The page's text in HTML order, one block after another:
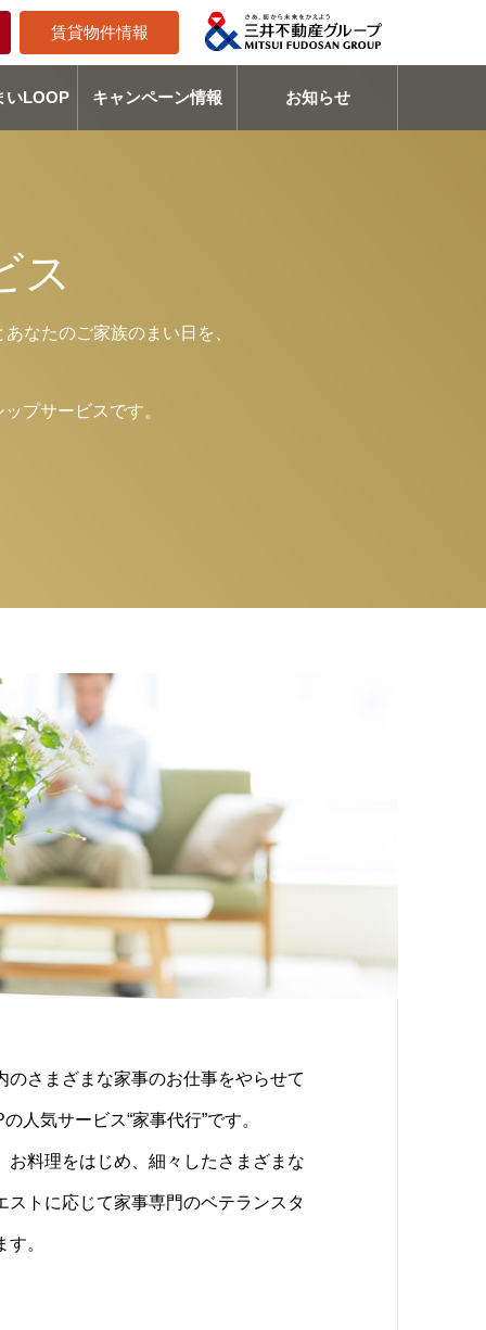
賃貸物件情報
いLOOP キャンペーン情報 お知らせ
ス
なたのご家族のまい日を、
プサービスです。
のさまざまな家事のお仕事をやらせて
人気サービス“家事代行”です。
お料理をはじめ、細々したさまざまな
ストに応じて家事専門のベテランスタ
。